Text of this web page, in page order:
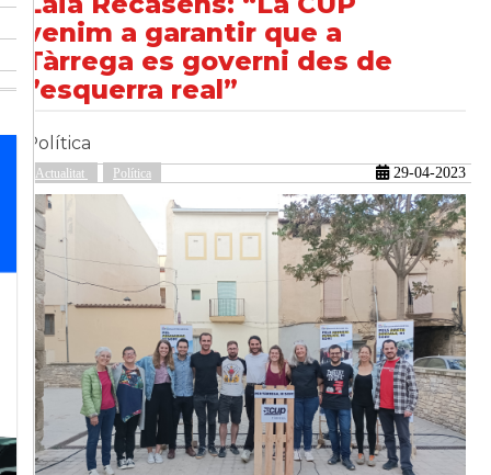
venim a garantir que a
Tàrrega es governi des de
l’esquerra real”
Política
Actualitat Política 29-04-2023